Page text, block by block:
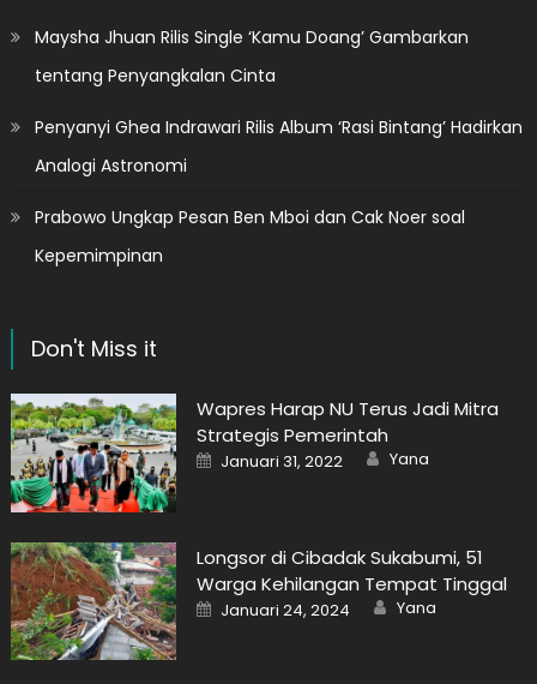
Maysha Jhuan Rilis Single ‘Kamu Doang’ Gambarkan
tentang Penyangkalan Cinta
Penyanyi Ghea Indrawari Rilis Album ‘Rasi Bintang’ Hadirkan
Analogi Astronomi
Prabowo Ungkap Pesan Ben Mboi dan Cak Noer soal
Kepemimpinan
Don't Miss it
Wapres Harap NU Terus Jadi Mitra
Strategis Pemerintah
Posted
on
Januari 31, 2022 Author
Yana
Longsor di Cibadak Sukabumi, 51
Warga Kehilangan Tempat Tinggal
Posted
on
Januari 24, 2024 Author
Yana